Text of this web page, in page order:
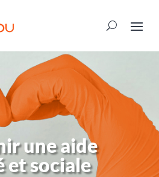
une aide
et sociale